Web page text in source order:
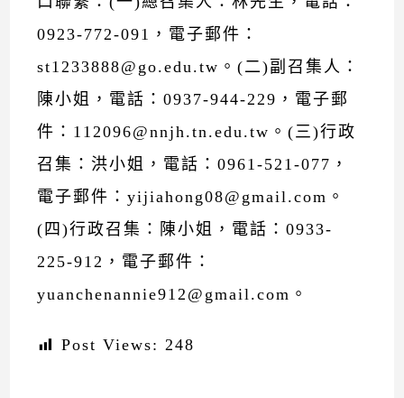
0923-772-091，電子郵件：
st1233888@go.edu.tw。(二)副召集人：
陳小姐，電話：0937-944-229，電子郵
件：112096@nnjh.tn.edu.tw。(三)行政
召集：洪小姐，電話：0961-521-077，
電子郵件：yijiahong08@gmail.com。
(四)行政召集：陳小姐，電話：0933-
225-912，電子郵件：
yuanchenannie912@gmail.com。
Post Views: 248